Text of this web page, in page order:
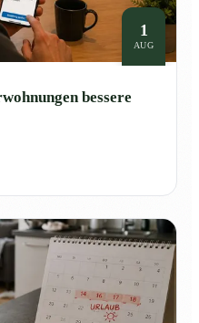
1
AUG
bessere